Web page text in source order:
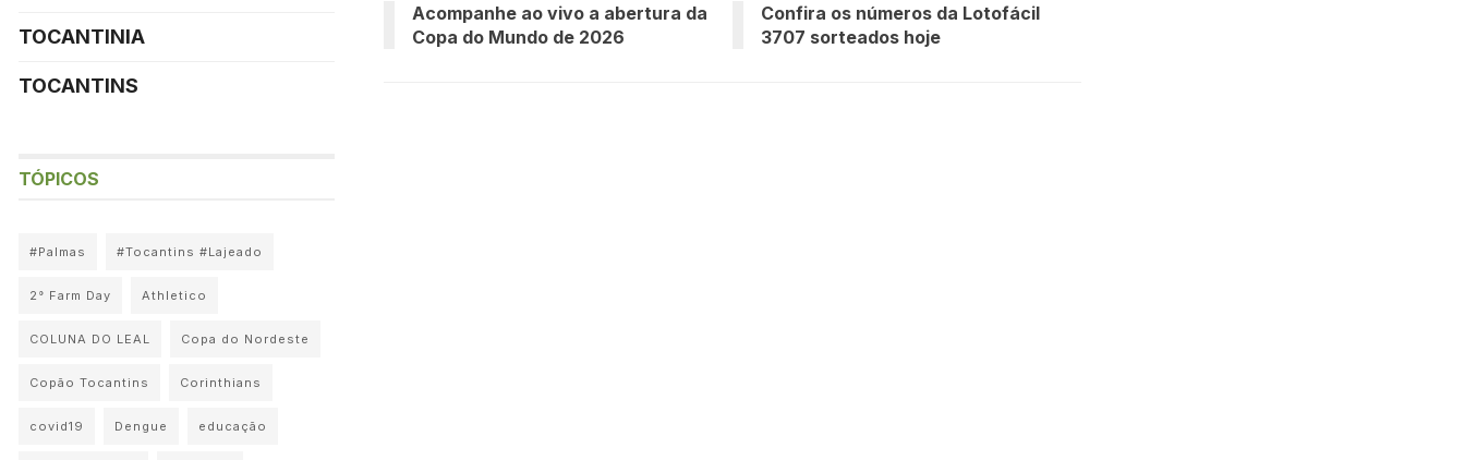
Acompanhe ao vivo a abertura da
Copa do Mundo de 2026
Confira os números da Lotofácil
3707 sorteados hoje
TOCANTINIA
TOCANTINS
TÓPICOS
#Palmas #Tocantins #Lajeado
2° Farm Day Athletico
COLUNA DO LEAL Copa do Nordeste
Copão Tocantins Corinthians
covid19 Dengue educação